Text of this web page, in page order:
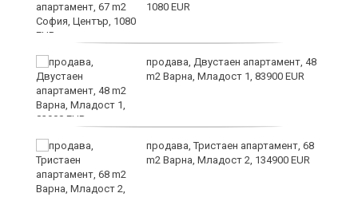
1080 EUR
продава, Двустаен апартамент, 48
m2 Варна, Младост 1, 83900 EUR
продава, Тристаен апартамент, 68
m2 Варна, Младост 2, 134900 EUR